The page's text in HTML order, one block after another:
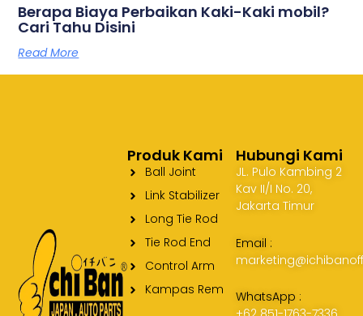
Berapa Biaya Perbaikan Kaki-Kaki mobil?
Cari Tahu Disini
Read More
Produk Kami
Ball Joint
Link Stabilizer
Long Tie Rod
Tie Rod End
Control Arm
Kampas Rem
Hubungi Kami
JL. Pulo Kambing 2
Kav II/I No. 20,
Jakarta Timur
Email :
WhatsApp :